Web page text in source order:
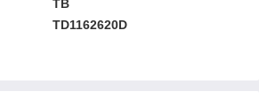
TB
TD1162620D